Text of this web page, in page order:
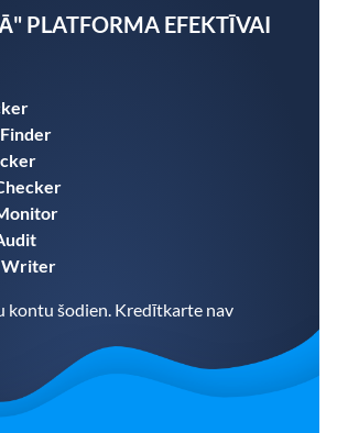
PLATFORMA EFEKTĪVAI
Writer
kontu šodien. Kredītkarte nav